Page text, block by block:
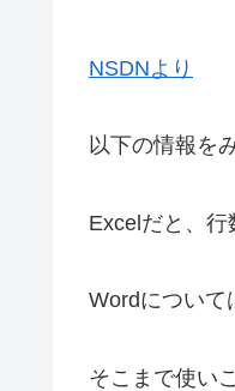
NSDNより
以下の情報を
Excelだと、
Wordについて
そこまで使い